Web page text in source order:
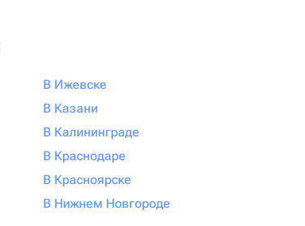
В Ижевске
В Казани
В Калининграде
В Краснодаре
В Красноярске
В Нижнем Новгороде